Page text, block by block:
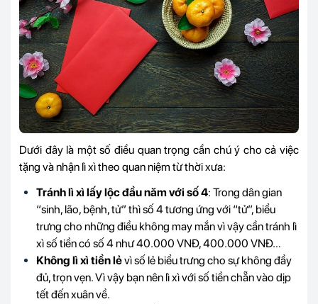
Dưới đây là một số điều quan trọng cần chú ý cho cả việc
tặng và nhận lì xì theo quan niệm từ thời xưa:
Tránh lì xì lấy lộc đầu năm với số 4: Trong dân gian
“sinh, lão, bệnh, tử” thì số 4 tương ứng với “tử”, biểu
trưng cho những điều không may mắn vì vậy cần tránh lì
xì số tiền có số 4 như 40.000 VNĐ, 400.000 VNĐ…
Không lì xì tiền lẻvì số lẻ biểu trưng cho sự không đầy
đủ, trọn vẹn. Vì vậy bạn nên lì xì với số tiền chẵn vào dịp
tết đến xuân về.